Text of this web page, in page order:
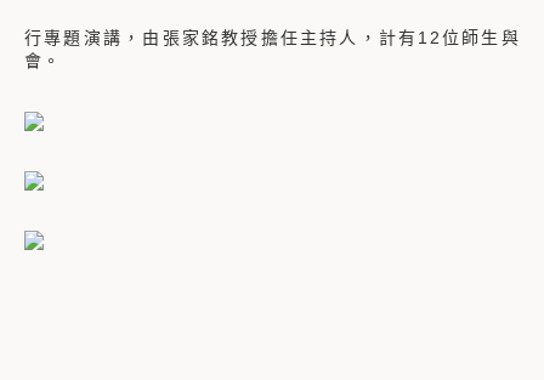
行專題演講，由張家銘教授擔任主持人，計有12位師生與
會。